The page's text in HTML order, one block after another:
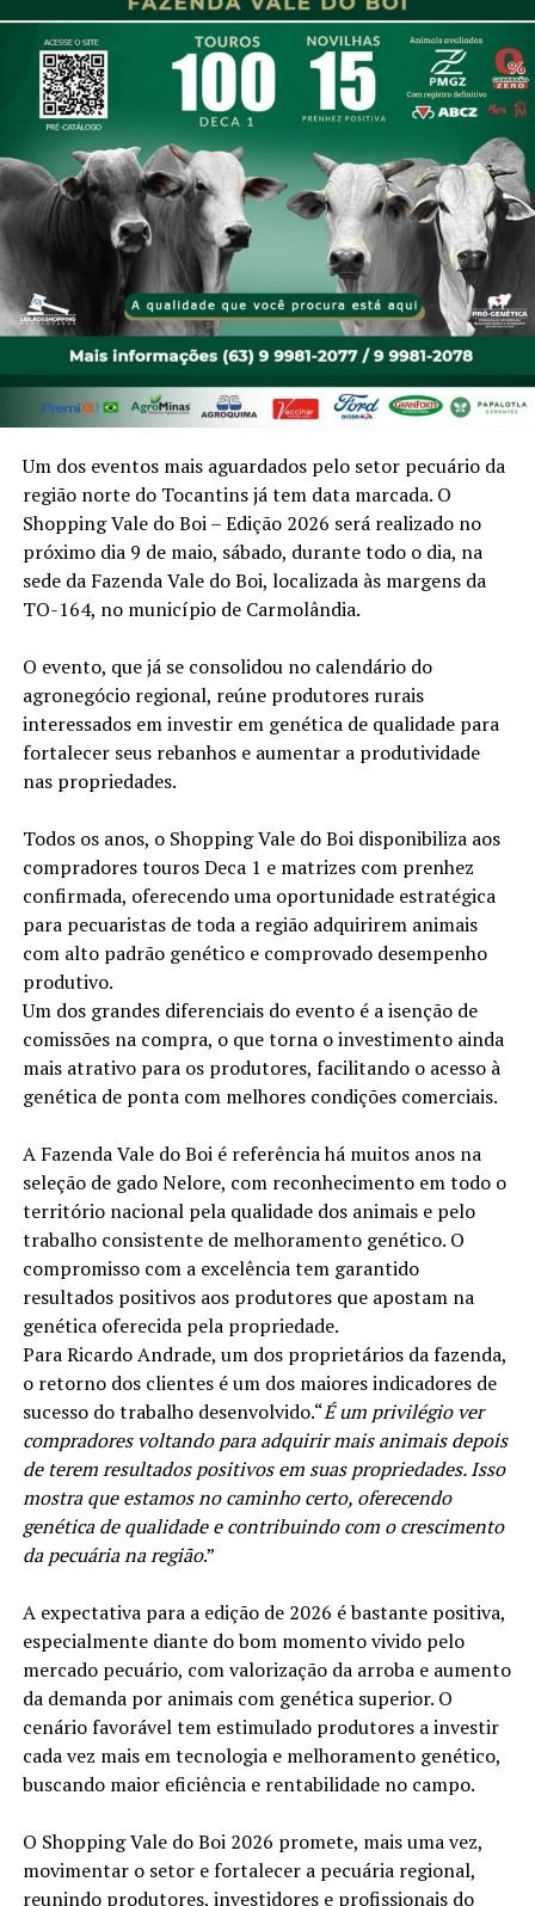
Um dos eventos mais aguardados pelo setor pecuário da
região norte do Tocantins já tem data marcada. O
Shopping Vale do Boi – Edição 2026 será realizado no
próximo dia 9 de maio, sábado, durante todo o dia, na
sede da Fazenda Vale do Boi, localizada às margens da
TO-164, no município de Carmolândia.
O evento, que já se consolidou no calendário do
agronegócio regional, reúne produtores rurais
interessados em investir em genética de qualidade para
fortalecer seus rebanhos e aumentar a produtividade
nas propriedades.
Todos os anos, o Shopping Vale do Boi disponibiliza aos
compradores touros Deca 1 e matrizes com prenhez
confirmada, oferecendo uma oportunidade estratégica
para pecuaristas de toda a região adquirirem animais
com alto padrão genético e comprovado desempenho
produtivo.
Um dos grandes diferenciais do evento é a isenção de
comissões na compra, o que torna o investimento ainda
mais atrativo para os produtores, facilitando o acesso à
genética de ponta com melhores condições comerciais.
A Fazenda Vale do Boi é referência há muitos anos na
seleção de gado Nelore, com reconhecimento em todo o
território nacional pela qualidade dos animais e pelo
trabalho consistente de melhoramento genético. O
compromisso com a excelência tem garantido
resultados positivos aos produtores que apostam na
genética oferecida pela propriedade.
Para Ricardo Andrade, um dos proprietários da fazenda,
o retorno dos clientes é um dos maiores indicadores de
sucesso do trabalho desenvolvido.“É um privilégio ver
compradores voltando para adquirir mais animais depois
de terem resultados positivos em suas propriedades. Isso
mostra que estamos no caminho certo, oferecendo
genética de qualidade e contribuindo com o crescimento
da pecuária na região.”
A expectativa para a edição de 2026 é bastante positiva,
especialmente diante do bom momento vivido pelo
mercado pecuário, com valorização da arroba e aumento
da demanda por animais com genética superior. O
cenário favorável tem estimulado produtores a investir
cada vez mais em tecnologia e melhoramento genético,
buscando maior eficiência e rentabilidade no campo.
O Shopping Vale do Boi 2026 promete, mais uma vez,
movimentar o setor e fortalecer a pecuária regional,
reunindo produtores, investidores e profissionais do